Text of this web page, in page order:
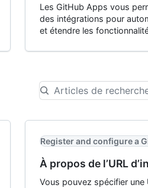
Les GitHub Apps vous
des intégrations pour
et étendre les
Register and configure a
À propos de l’URL
Vous pouvez spécifier une